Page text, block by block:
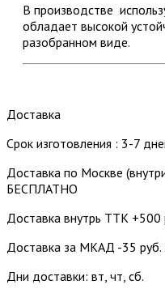
В производстве
обладает высокой
разобранном виде.
Доставка
Срок изготовления : 3-7
Доставка по Москве
БЕСПЛАТНО
Доставка внутрь ТТК +500
Доставка за МКАД -35 руб.
Дни доставки: вт, чт, сб.